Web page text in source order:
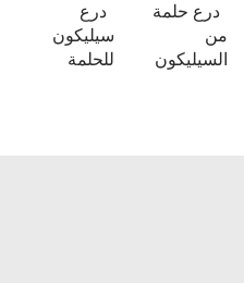
درع حلمة
من
السيليكون
درع
سيليكون
للحلمة